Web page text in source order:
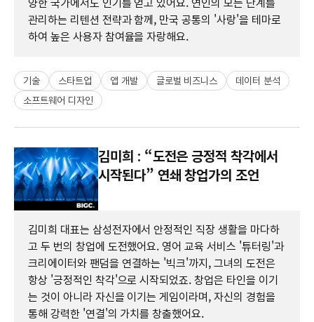
양한 국가에서도 인기를 얻고 있어요. 연인의 모든 단계를
관리하는 리텐션 전략과 함께, 만국 공통의 '사랑'을 테마로
하여 높은 사용자 참여율을 자랑해요.
기술 스타트업 앱 개발 글로벌 비즈니스
데이터 분석
소프트웨어 디자인
김미희 : “도전은 긍정적 착각에서
시작된다” 연쇄 창업가의 조언
김미희 대표는 삼성전자에서 안정적인 직장 생활을 마다하
고 두 번의 창업에 도전했어요. 영어 교육 서비스 '튜터링'과
크리에이터와 팬덤을 연결하는 '빅크'까지, 그녀의 도전은
항상 '긍정적인 착각'으로 시작되었죠. 창업은 타인을 이기
는 것이 아니라 자신을 이기는 게임이라며, 자신의 경험을
통해 강력한 '연결'의 가치를 창출했어요.